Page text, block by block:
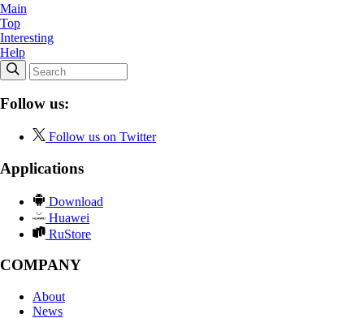
Main
Top
Interesting
Help
Follow us:
Follow us on Twitter
Applications
Download
Huawei
RuStore
COMPANY
About
News